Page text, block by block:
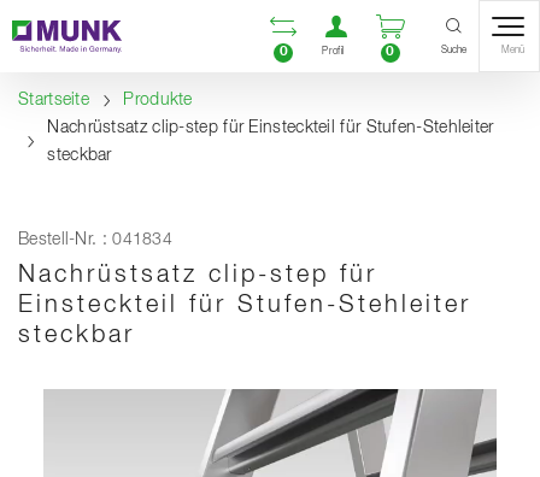
Inhalt
Inhaltsverzeichnis
Navigation Vergleichsliste öffnen
0
Benutzerkonto
Profil
Warenkorb
0 Suche Menü
Startseite
Produkte
Nachrüstsatz clip-step für Einsteckteil für Stufen-Stehleiter
steckbar
Bestell-Nr. : 041834
Nachrüstsatz clip-step für
Einsteckteil für Stufen-Stehleiter
steckbar